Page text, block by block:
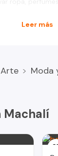
Machali,
gusto para
Leer más
Moda
Machalí